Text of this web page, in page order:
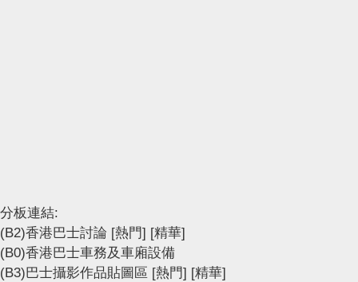
分板連結:
(B2)香港巴士討論 [熱門] [精華]
(B0)香港巴士車務及車廂設備
(B3)巴士攝影作品貼圖區 [熱門] [精華]